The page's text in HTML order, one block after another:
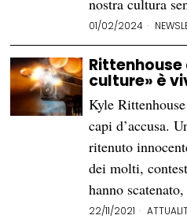
nostra cultura
01/02/2024
culture» è
Kyle
capi d’accusa.
ritenuto
dei molti,
hanno
22/11/2021